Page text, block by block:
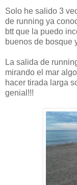
Solo he salido 3
de running ya
btt que la puedo
buenos de bosque
La salida de
mirando el mar
hacer tirada larga
genial!!!